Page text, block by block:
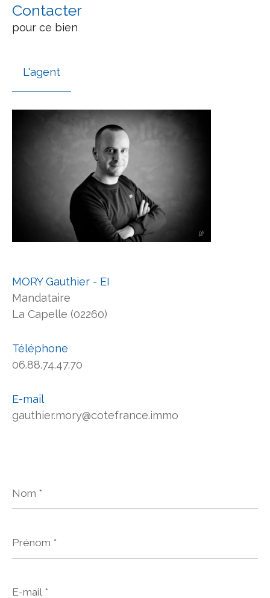
Contacter
pour ce bien
L'agent
MORY Gauthier - EI
Mandataire
La Capelle (02260)
Téléphone
06.88.74.47.70
E-mail
gauthier.mory@cotefrance.immo
*
*
mail